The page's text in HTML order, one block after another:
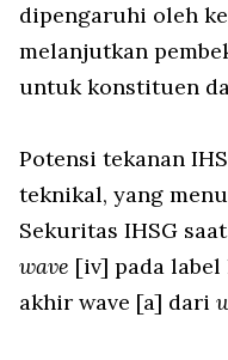
dipengaruhi oleh
melanjutkan
untuk konstituen
Potensi tekanan
teknikal, yang
Sekuritas IHSG
wave [iv] pada
akhir wave [a] dari